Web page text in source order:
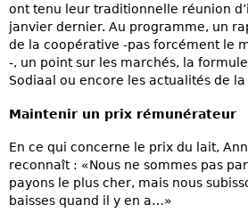
ont tenu leur traditionnelle réunion
janvier dernier. Au programme, un
de la coopérative -pas forcément le
-, un point sur les marchés, la
Sodiaal ou encore les actualités de
Maintenir un prix rémunérateur
En ce qui concerne le prix du lait,
reconnaît : «Nous ne sommes pas
payons le plus cher, mais nous
baisses quand il y en a…»